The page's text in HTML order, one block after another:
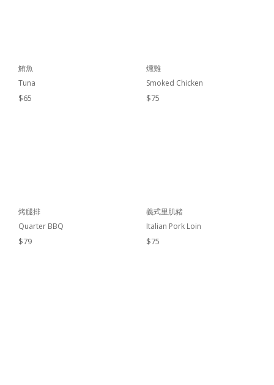
鮪魚
Tuna
$65
燻雞
Smoked Chicken
$75
烤腿排
Quarter BBQ
$79
義式里肌豬
Italian Pork Loin
$75